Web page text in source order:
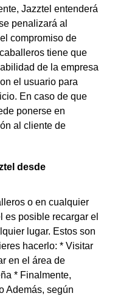
Jazztel entenderá
penalizará al
compromiso de
tiene que
de la empresa
el usuario para
En caso de que
ponerse en
al cliente de
desde
o en cualquier
es posible recargar el
lugar. Estos son
hacerlo: * Visitar
en el área de
* Finalmente,
Además, según